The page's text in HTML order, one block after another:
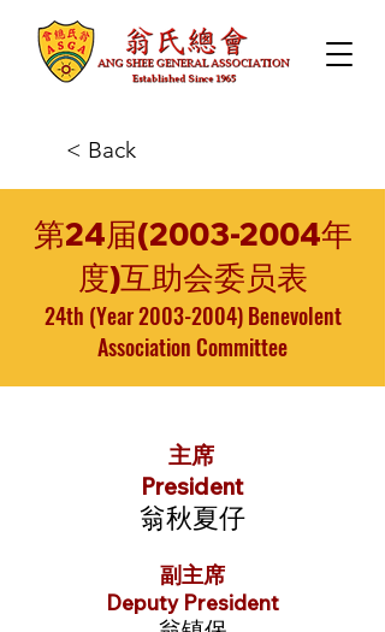
< Back
第24届(2003-2004年
度)互助会委员表
24th (Year2003-2004)Benevolent
Association Committee
主席
President
翁秋夏仔
副主席
Deputy President